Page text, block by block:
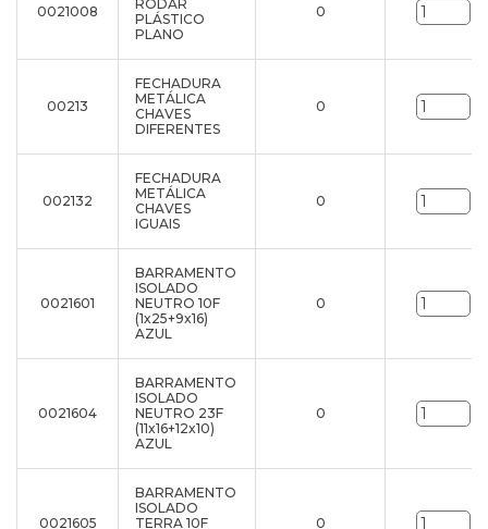
0021008
RODAR
PLÁSTICO
PLANO
0
00213
FECHADURA
METÁLICA
CHAVES
DIFERENTES
0
002132
FECHADURA
METÁLICA
CHAVES
IGUAIS
0
0021601
BARRAMENTO
ISOLADO
NEUTRO 10F
(1x25+9x16)
AZUL
0
0021604
BARRAMENTO
ISOLADO
NEUTRO 23F
(11x16+12x10)
AZUL
0
0021605
BARRAMENTO
ISOLADO
TERRA 10F
0